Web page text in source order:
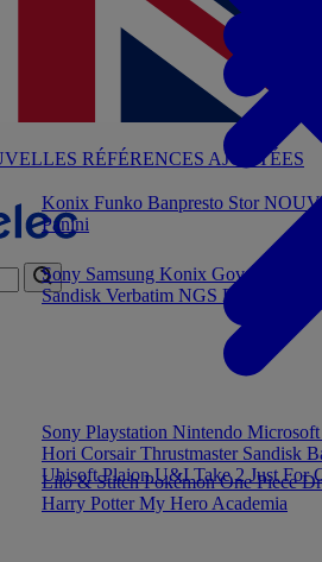
RÉFÉRENCES AJOUTÉES
Konix Funko Banpresto Stor
Panini
Sony Playstation Nintendo
Hori Corsair Thrustmaster Sandisk
UbisoftPlaionU&ITake 2Just For
Lilo & StitchPokémonOne Piece
Harry Potter My Hero Academia
Sony Samsung Konix Govee
Sandisk Verbatim NGS Elgato